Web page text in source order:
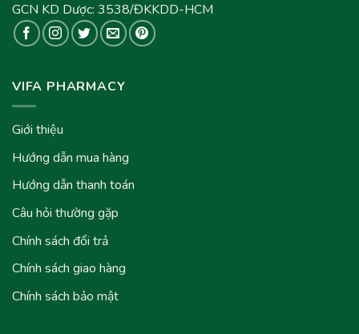
GCN KD Dược: 3538/ĐKKDD-HCM
VIFA PHARMACY
Giới thiệu
Hướng dẫn mua hàng
Hướng dẫn thanh toán
Câu hỏi thường gặp
Chính sách đổi trả
Chính sách giao hàng
Chính sách bảo mật